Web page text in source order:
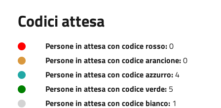
Codici attesa
Persone in attesa con codice rosso:0
Persone in attesa con codice arancione:0
Persone in attesa con codice azzurro:4
Persone in attesa con codice verde: 5
Persone in attesa con codice bianco: 1